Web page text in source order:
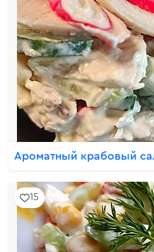
Ароматный крабовый
15